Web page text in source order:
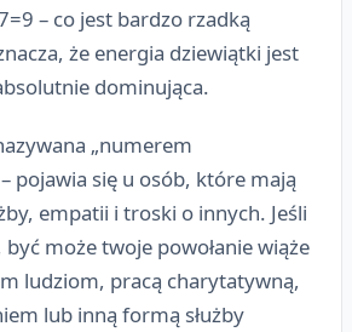
– co jest bardzo rzadką
że energia dziewiątki jest
dominująca.
„numerem
pojawia się u osób, które mają
empatii i troski o innych. Jeśli
może twoje powołanie wiąże
ludziom, pracą charytatywną,
lub inną formą służby